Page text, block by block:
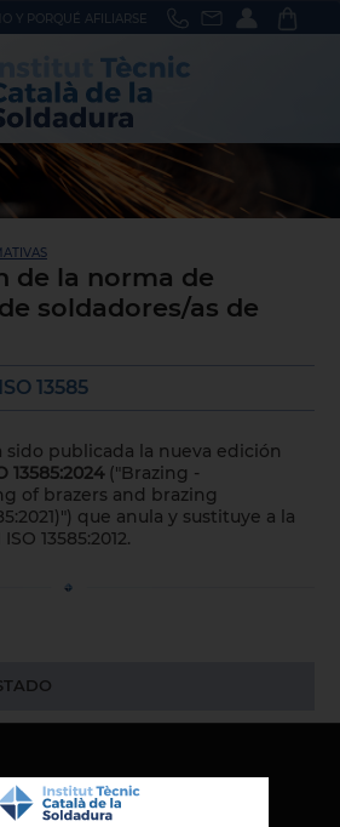
Y PORQUÉ AFILIARSE
de la norma de
soldadores/as de
13585
publicada la nueva edición
13585:2024("Brazing -
of brazers and brazing
que anula y sustituye a la
13585:2012.
Tècnic Català de la Soldadura